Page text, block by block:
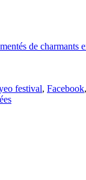
de
festival, Facebook,